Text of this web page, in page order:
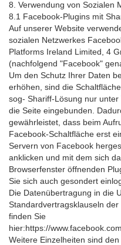
8. Verwendung von Sozialen
8.1 Facebook-Plugins mit
Auf unserer Website
sozialen Netzwerkes
Platforms Ireland Limited, 4
(nachfolgend "Facebook"
Um den Schutz Ihrer Daten
erhöhen, sind die
sog- Shariff-Lösung nur
die Seite eingebunden.
gewährleistet, dass beim
Facebook-Schaltfläche erst
Servern von Facebook
anklicken und mit dem sich
Browserfenster öffnenden
Sie sich auch gesondert
Die Datenübertragung in die
Standardvertragsklauseln
finden Sie
hier:https://
Weitere Einzelheiten sind